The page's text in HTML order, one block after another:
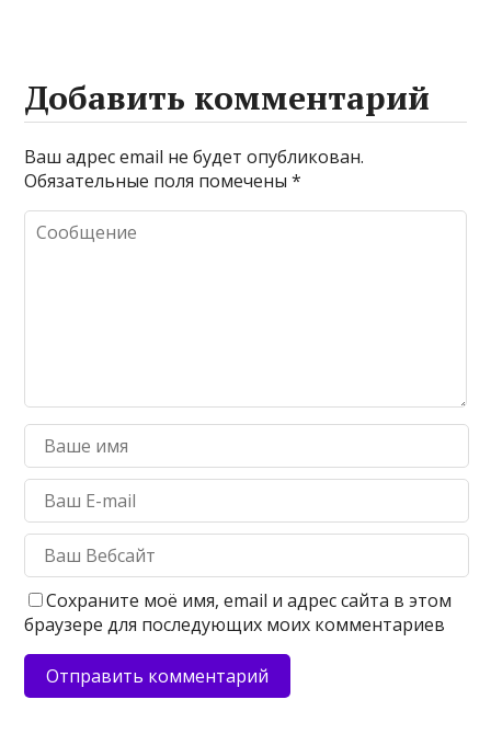
Добавить комментарий
Ваш адрес email не будет опубликован.
Обязательные поля помечены*
Сохраните моё имя, email и адрес сайта в этом
браузере для последующих моих комментариев